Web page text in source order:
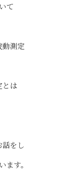
て
動測定
とは
をし
す。